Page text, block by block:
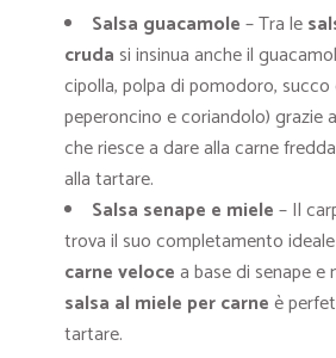
Salsa guacamole– Tra le
cruda si insinua anche il
cipolla, polpa di pomodoro, succo
peperoncino e coriandolo) grazie
che riesce a dare alla carne
alla tartare.
Salsa senape e miele– Il
trova il suo completamento
carne velocea base di senape e
salsa al miele per carneè
tartare.